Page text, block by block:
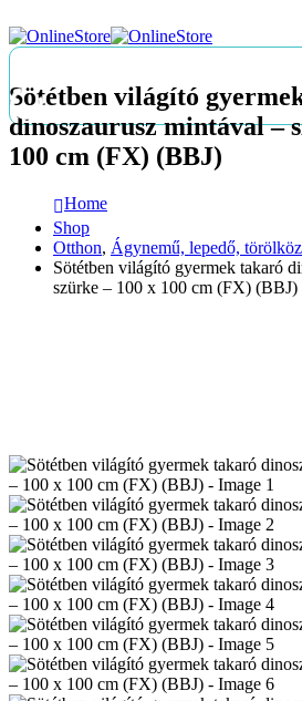
Sötétben világító
dinoszaurusz mintával –
100 cm (FX) (BBJ)
Home
Shop
Otthon, Ágynemű, lepedő,
Sötétben világító gyermek takaró
szürke – 100 x 100 cm (FX) (BBJ)